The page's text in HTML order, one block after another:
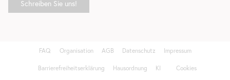
Schreiben Sie uns!
Fußzeile
FAQ Organisation AGB Datenschutz Impressum
Barrierefreiheitserklärung Hausordnung KI Cookies